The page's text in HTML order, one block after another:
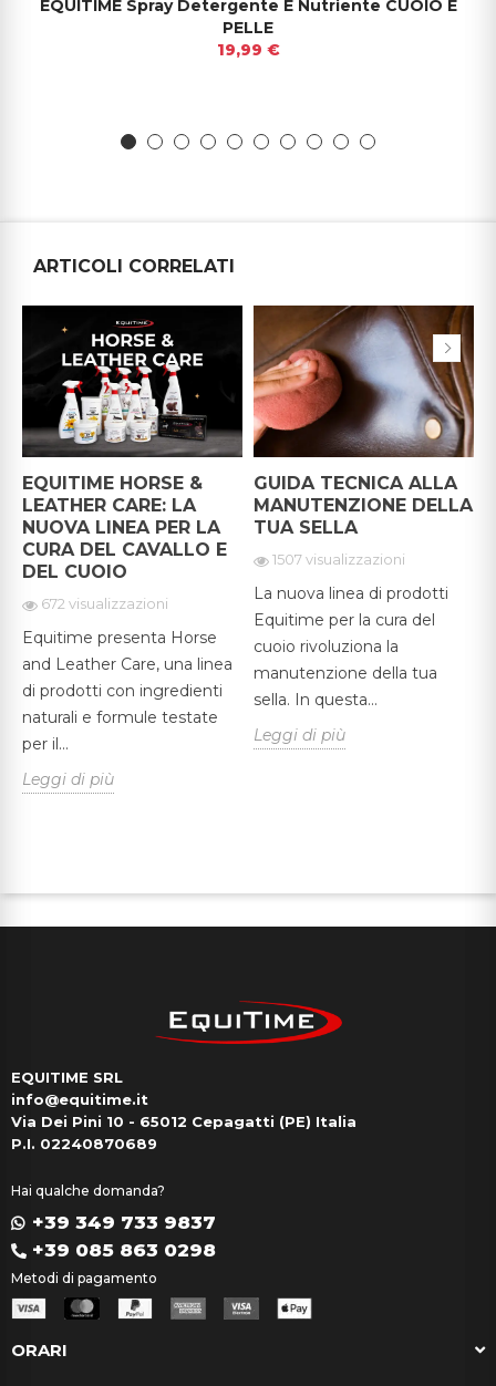
EQUITIME Spray Detergente E Nutriente CUOIO E
PELLE
19,99 €
ARTICOLI CORRELATI
EQUITIME HORSE &
LEATHER CARE: LA
NUOVA LINEA PER LA
CURA DEL CAVALLO E
DEL CUOIO
672 visualizzazioni
Equitime presenta Horse
and Leather Care, una linea
di prodotti con ingredienti
naturali e formule testate
per il...
Leggi di più
GUIDA TECNICA ALLA
MANUTENZIONE DELLA
TUA SELLA
1507 visualizzazioni
La nuova linea di prodotti
Equitime per la cura del
cuoio rivoluziona la
manutenzione della tua
sella. In questa...
Leggi di più
EQUITIME SRL
info@equitime.it
Via Dei Pini 10 - 65012 Cepagatti (PE) Italia
P.I. 02240870689
Hai qualche domanda?
+39 349 733 9837
+39 085 863 0298
Metodi di pagamento
ORARI